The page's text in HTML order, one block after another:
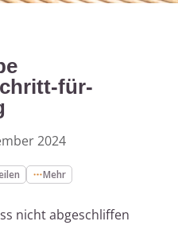
für-
2024
Mehr
nicht abgeschliffen